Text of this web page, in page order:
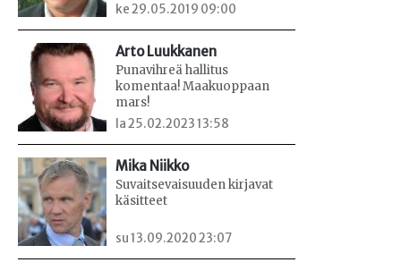
ke 29.05.2019 09:00
Arto Luukkanen
Punavihreä hallitus
komentaa! Maakuoppaan
mars!
la 25.02.2023 13:58
Mika Niikko
Suvaitsevaisuuden kirjavat
käsitteet
su 13.09.2020 23:07